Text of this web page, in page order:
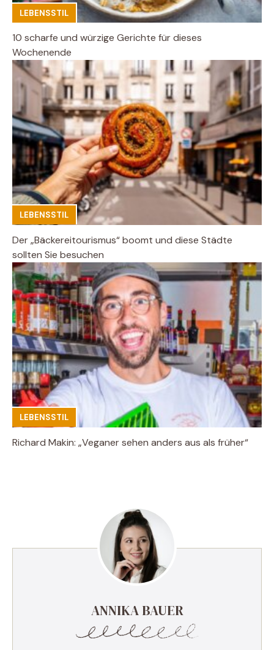
LEBENSSTIL
10 scharfe und würzige Gerichte für dieses
Wochenende
LEBENSSTIL
Der „Bäckereitourismus“ boomt und diese Städte
sollten Sie besuchen
LEBENSSTIL
Richard Makin: „Veganer sehen anders aus als früher“
ANNIKA BAUER